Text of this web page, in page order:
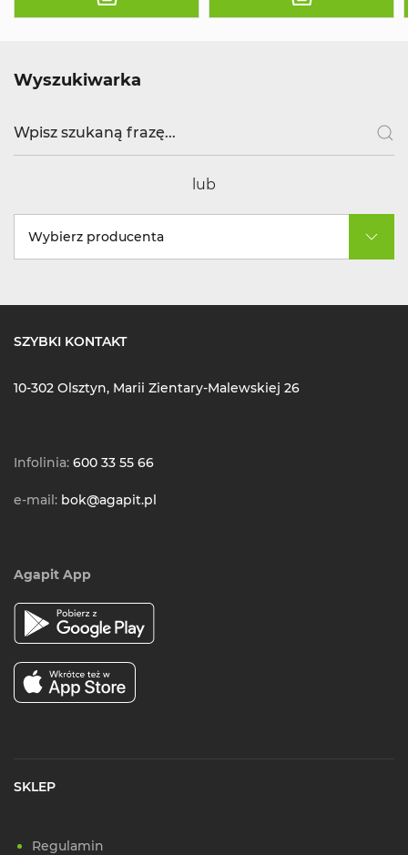
Wyszukiwarka
lub
Wybierz producenta
SZYBKI KONTAKT
10-302 Olsztyn, Marii Zientary-Malewskiej 26
Infolinia: 600 33 55 66
e-mail: bok@agapit.pl
Agapit App
SKLEP
Regulamin